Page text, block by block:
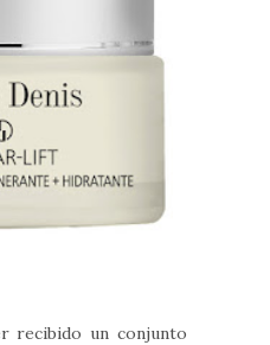
recibido un conjunto